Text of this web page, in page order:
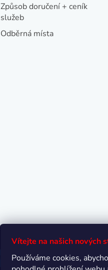
Vítejte na našich nových
Používáme cookies,
Způsob doručení + ceník
služeb
Odběrná místa